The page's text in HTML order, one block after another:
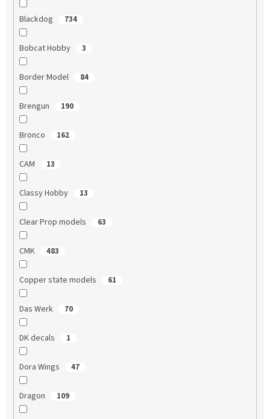
Blackdog 734
Bobcat Hobby 3
Border Model 84
Brengun 190
Bronco 162
CAM 13
Classy Hobby 13
Clear Prop models 63
CMK 483
Copper state models 61
Das Werk 70
DK decals 1
Dora Wings 47
Dragon 109